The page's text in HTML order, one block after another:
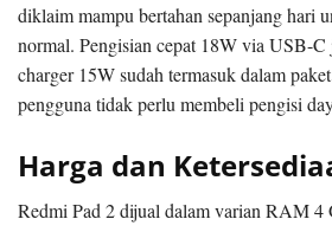
diklaim mampu bertahan sepanjang hari
normal. Pengisian cepat 18W via USB-C
charger 15W sudah termasuk dalam
pengguna tidak perlu membeli pengisi
Harga dan
Redmi Pad 2 dijual dalam varian RAM 4